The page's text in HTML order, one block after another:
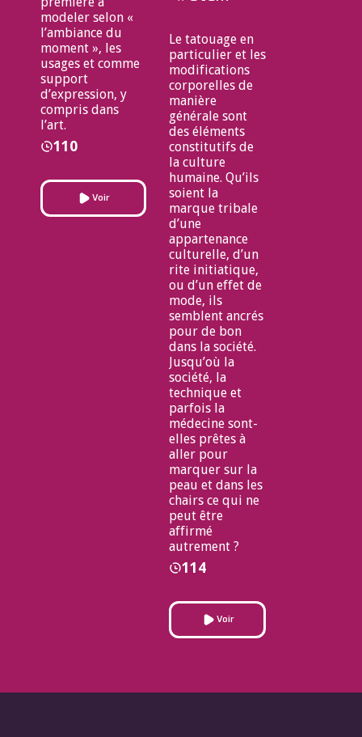
modeler selon «
l’ambiance du
moment », les
usages et comme
support
d’expression, y
compris dans
l’art.
110
Voir
Le tatouage en
particulier et les
modifications
corporelles de
manière
générale sont
des éléments
constitutifs de
la culture
humaine. Qu’ils
soient la
marque tribale
d’une
appartenance
culturelle, d’un
rite initiatique,
ou d’un effet de
mode, ils
semblent ancrés
pour de bon
dans la société.
Jusqu’où la
société, la
technique et
parfois la
médecine sont-
elles prêtes à
aller pour
marquer sur la
peau et dans les
chairs ce qui ne
peut être
affirmé
autrement ?
114
Voir